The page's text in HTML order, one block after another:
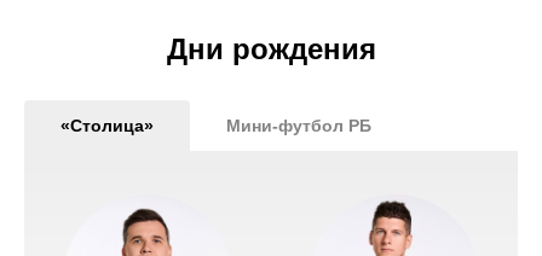
Дни рождения
«Столица» Мини-футбол РБ